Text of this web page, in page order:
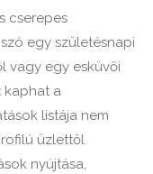
cserepes
egy születésnapi
vagy egy esküvői
kaphat a
listája nem
üzlettől
nyújtása,